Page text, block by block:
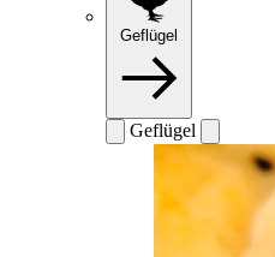
Geflügel
Geflügel